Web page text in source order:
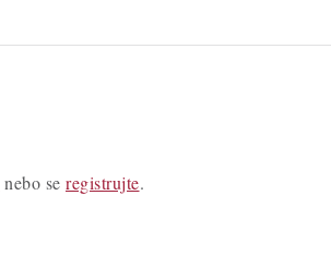
nebo se registrujte.